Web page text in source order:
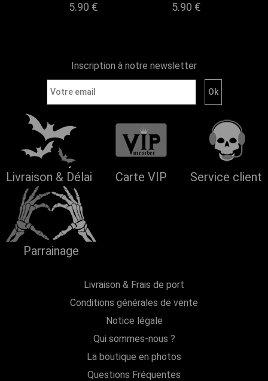
5.90 € 5.90 €
Inscription à notre newsletter
Livraison & Délai Carte VIP Service client
Parrainage
Livraison & Frais de port
Conditions générales de vente
Notice légale
Qui sommes-nous ?
La boutique en photos
Questions Fréquentes